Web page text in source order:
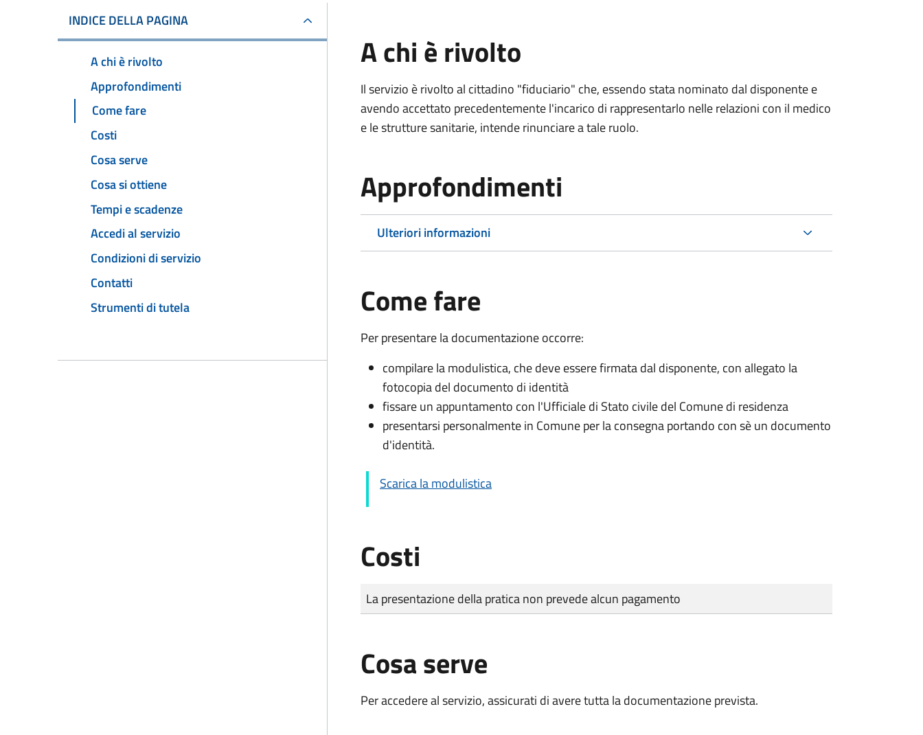
INDICE DELLA PAGINA
A chi è rivolto
Approfondimenti
Come fare
Costi
Cosa serve
Cosa si ottiene
Tempi e scadenze
Accedi al servizio
Condizioni di servizio
Contatti
Strumenti di tutela
A chi è rivolto
Il servizio è rivolto al cittadino "fiduciario" che, essendo stata nominato dal disponente e
avendo accettato precedentemente l'incarico di rappresentarlo nelle relazioni con il medico
e le strutture sanitarie, intende rinunciare a tale ruolo.
Approfondimenti
Ulteriori informazioni
Come fare
Per presentare la documentazione occorre:
compilare la modulistica, che deve essere firmata dal disponente, con allegato la
fotocopia del documento di identità
fissare un appuntamento con l'Ufficiale di Stato civile del Comune di residenza
presentarsi personalmente in Comune per la consegna portando con sè un documento
d'identità.
Scarica la modulistica
Costi
Tipo di pagamento
Importo
La presentazione della pratica non prevede alcun pagamento
Cosa serve
Per accedere al servizio, assicurati di avere tutta la documentazione prevista.